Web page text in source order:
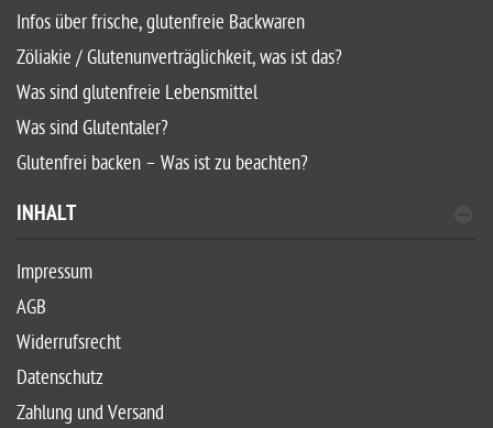
Infos über frische, glutenfreie Backwaren
Zöliakie / Glutenunverträglichkeit, was ist das?
Was sind glutenfreie Lebensmittel
Was sind Glutentaler?
Glutenfrei backen – Was ist zu beachten?
INHALT
Impressum
AGB
Widerrufsrecht
Datenschutz
Zahlung und Versand